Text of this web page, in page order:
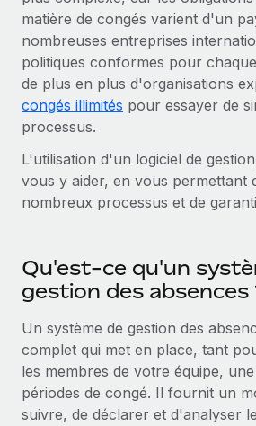
Avantages sociaux
Gérez facilement les avantages
Remote a toujours pour mission
toute taille à embaucher, gérer et
En savoir plus
répartis dans 19 pays grâce à
Phiture, un leader notable du conseil
croissance mobile internationale,
matière de congés varient d'un
nombreuses entreprises
politiques conformes pour
de plus en plus d'organisations
congés illimités pour essayer de
processus.
L'utilisation d'un logiciel de
vous y aider, en vous permettant
nombreux processus et de
Qu'est-ce qu'un
gestion des absences
Un système de gestion des
complet qui met en place, tant
les membres de votre équipe,
périodes de congé. Il fournit un
suivre, de déclarer et d'analyser